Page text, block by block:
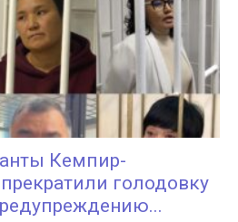
Кемпир-
голодовку